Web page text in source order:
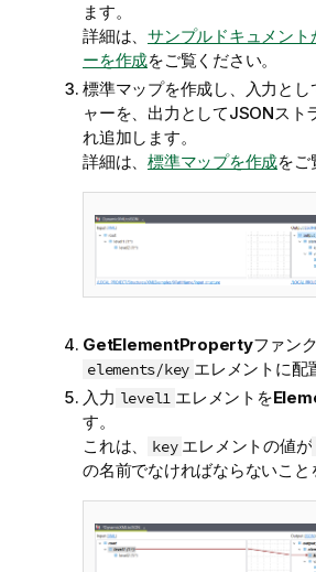
ます。
詳細は、 サンプルドキュメント
ーを作成をご覧ください。
標準マップを作成し、入力と
ャーを、出力としてJSONスト
れ追加します。
詳細は、 標準マップを作成をご
GetElementPropertyファン
elements/key エレメントに配
入力 level1 エレメントを
す。
これは、
key エレメントの値が
の名前でなければならないこと